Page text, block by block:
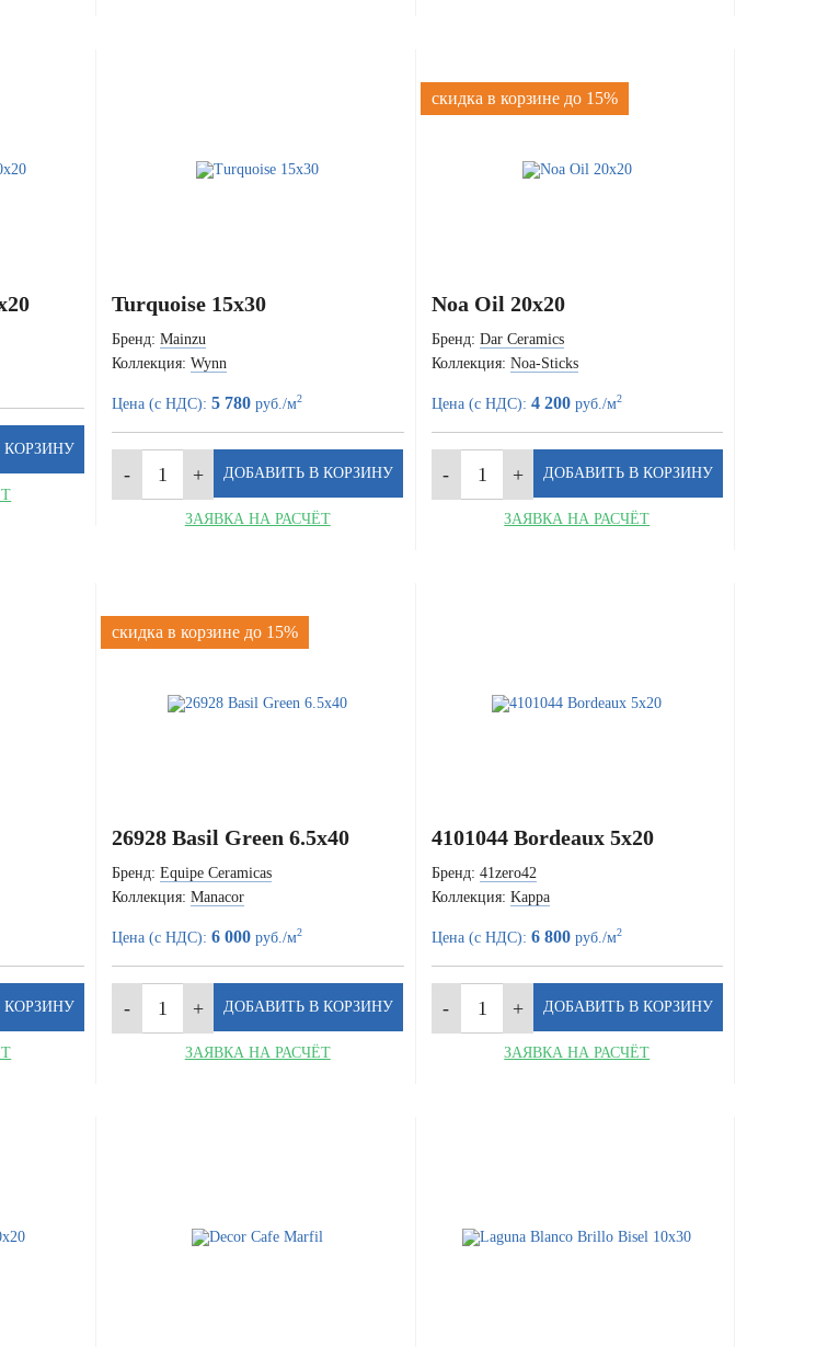
Turquoise 15x30
Бренд: Mainzu
Коллекция: Wynn
Цена (с НДС): 5 780 руб./м2
ЗАЯВКА НА РАСЧЁТ
скидка в корзине до 15%
Noa Oil 20x20
Бренд: Dar Ceramics
Коллекция: Noa-Sticks
Цена (с НДС): 4 200руб./м2
ЗАЯВКА НА РАСЧЁТ
скидка в корзине до 15%
26928 Basil Green 6.5x40
Бренд: Equipe Ceramicas
Коллекция: Manacor
Цена (с НДС): 6 000 руб./м2
ЗАЯВКА НА РАСЧЁТ
4101044 Bordeaux 5x20
Бренд: 41zero42
Коллекция: Kappa
Цена (с НДС): 6 800руб./м2
ЗАЯВКА НА РАСЧЁТ